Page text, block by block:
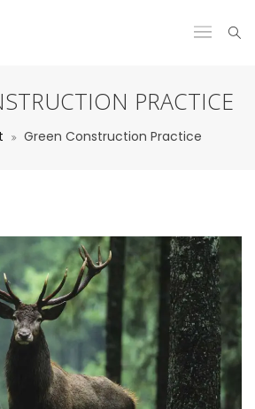
PRACTICE
Green Construction Practice